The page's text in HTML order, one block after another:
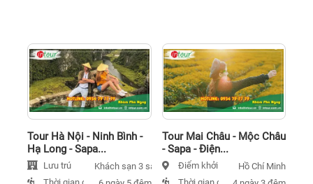
Tour Hà Nội - Ninh Bình -
Hạ Long - Sapa...
Lưu trú
Khách sạn 3 sao
Tour Mai Châu - Mộc Châu
- Sapa - Điện...
Điểm khởi hànhHồ Chí Minh